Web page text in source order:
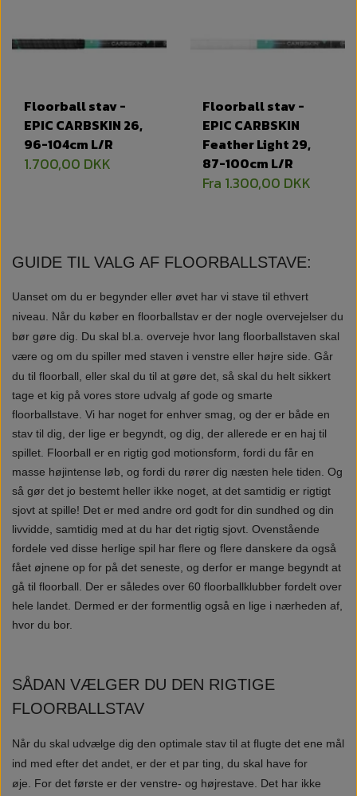
Floorball stav -
EPIC CARBSKIN 26,
96-104cm L/R
1.700,00 DKK
Floorball stav -
EPIC CARBSKIN
Feather Light 29,
87-100cm L/R
Fra 1.300,00 DKK
GUIDE TIL VALG AF FLOORBALLSTAVE:
Uanset om du er begynder eller øvet har vi stave til ethvert
niveau. Når du køber en floorballstav er der nogle overvejelser du
bør gøre dig. Du skal bl.a. overveje hvor lang floorballstaven skal
være og om du spiller med staven i venstre eller højre side. Går
du til floorball, eller skal du til at gøre det, så skal du helt sikkert
tage et kig på vores store udvalg af gode og smarte
floorballstave. Vi har noget for enhver smag, og der er både en
stav til dig, der lige er begyndt, og dig, der allerede er en haj til
spillet. Floorball er en rigtig god motionsform, fordi du får en
masse højintense løb, og fordi du rører dig næsten hele tiden. Og
så gør det jo bestemt heller ikke noget, at det samtidig er rigtigt
sjovt at spille! Det er med andre ord godt for din sundhed og din
livvidde, samtidig med at du har det rigtig sjovt. Ovenstående
fordele ved disse herlige spil har flere og flere danskere da også
fået øjnene op for på det seneste, og derfor er mange begyndt at
gå til floorball. Der er således over 60 floorballklubber fordelt over
hele landet. Dermed er der formentlig også en lige i nærheden af,
hvor du bor.
SÅDAN VÆLGER DU DEN RIGTIGE
FLOORBALLSTAV
Når du skal udvælge dig den optimale stav til at flugte det ene mål
ind med efter det andet, er der et par ting, du skal have for
øje. For det første er der venstre- og højrestave. Det har ikke